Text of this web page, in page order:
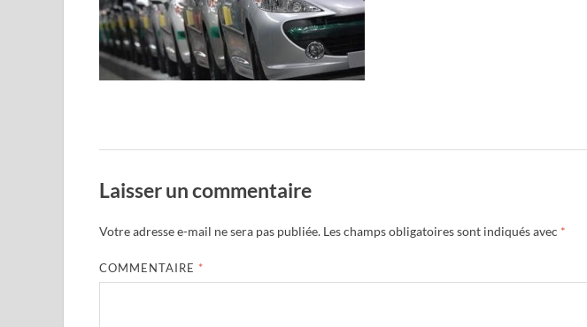
Laisser un commentaire
Votre adresse e-mail ne sera pas publiée. Les champs obligatoires sont indiqués avec *
COMMENTAIRE *